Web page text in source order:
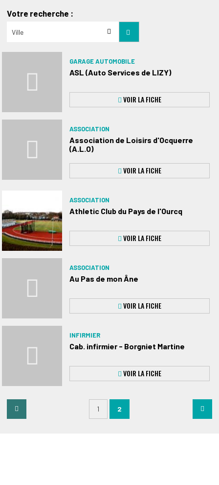
Votre recherche :
GARAGE AUTOMOBILE
ASL (Auto Services de LIZY)
VOIR LA FICHE
ASSOCIATION
Association de Loisirs d'Ocquerre
(A.L.O)
VOIR LA FICHE
ASSOCIATION
Athletic Club du Pays de l'Ourcq
VOIR LA FICHE
ASSOCIATION
Au Pas de mon Âne
VOIR LA FICHE
INFIRMIER
Cab. infirmier - Borgniet Martine
VOIR LA FICHE
Cab. infirmier - Guitton-Wagner
1 2